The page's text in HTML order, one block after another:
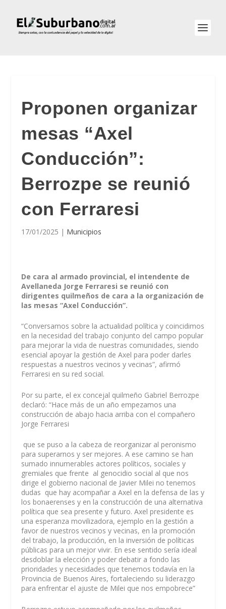
Proponen organizar
mesas “Axel
Conducción”:
Berrozpe se reunió
con Ferraresi
17/01/2025 | Municipios
De cara al armado provincial, el intendente de
Avellaneda Jorge Ferraresi se reunió con
dirigentes quilmeños de cara a la organización de
las mesas “Axel Conducción”.
“Conversamos sobre la actualidad política y coincidimos
en la necesidad del trabajo conjunto del campo popular
para mejorar la vida de nuestras comunidades, siendo
esencial apoyar la gestión de Axel para poder darles
respuestas a nuestros vecinos y vecinas”, afirmó
Ferraresi en su red social.
Por su parte, el ex concejal quilmeño Gabriel Berrozpe
declaró: “Hace más de un año empezamos una
construcción de abajo hacia arriba con el compañero
Jorge Ferraresi
que se puso a la cabeza de reorganizar al peronismo
para superarnos y ser mejores. A ese camino se han
sumado innumerables actores políticos, sociales y
gremiales que frente al genocidio social al que nos
dirige el gobierno nacional de Javier Milei no tenemos
dudas que hay acompañar a Axel en la defensa de las y
los bonaerenses y en la construcción de una alternativa
política que sea presente y futuro. Axel presidente es
una esperanza movilizadora, ejemplo en la gestión a
favor de nuestros vecinos y vecinas, en la promoción
del trabajo, la producción, en la inversión de políticas
públicas para un mejor vivir. En ese sentido sería ideal
desdoblar la elección y poder debatir a fondo las
prioridades y necesidades que tenemos todavía en la
Provincia de Buenos Aires, fortaleciendo su liderazgo
para enfrentar el ajuste de Milei que nos empobrece”